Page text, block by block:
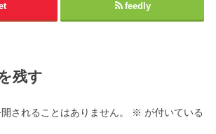
feedly
残す
されることはありません。 ※ が付いている